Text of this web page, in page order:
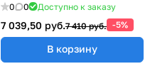
0 0 Доступно к заказу
7 039,50 руб.7 410 руб. -5%
В корзину